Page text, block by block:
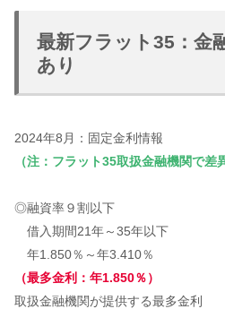
最新フラット35：金
あり
2024年8月：固定金利情報
（注：フラット35取扱金融機関で差
◎融資率９割以下
借入期間21年～35年以下
年1.850％～年3.410％
（最多金利：年1.850％）
取扱金融機関が提供する最多金利